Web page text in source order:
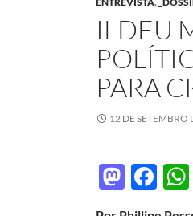
ILDEU
PARA
12 DE SETEMBRO
M F